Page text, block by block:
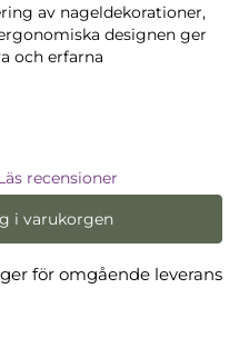
av nageldekorationer,
designen ger
och erfarna
recensioner
i varukorgen
för omgående leverans